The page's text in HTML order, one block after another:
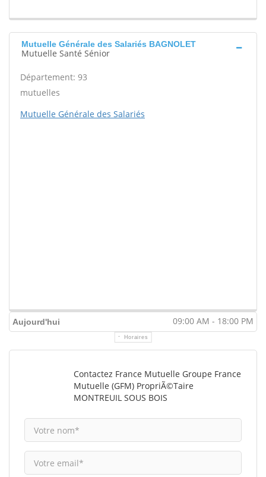
Mutuelle Générale des Salariés BAGNOLET
Mutuelle Santé Sénior
Département: 93
mutuelles
Mutuelle Générale des Salariés
Aujourd'hui 09:00 AM - 18:00 PM
Horaires
Contactez France Mutuelle Groupe France
Mutuelle (GFM) PropriÃ©taire
MONTREUIL SOUS BOIS